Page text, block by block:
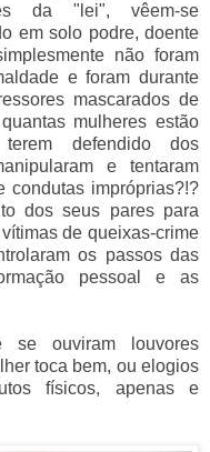
da "lei", vêem-se
em solo podre, doente
não foram
e foram durante
mascarados de
mulheres estão
defendido dos
e tentaram
condutas impróprias?!?
dos seus pares para
de queixas-crime
os passos das
pessoal e as
se ouviram louvores
toca bem, ou elogios
físicos, apenas e